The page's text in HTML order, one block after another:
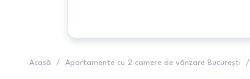
Acasă / Apartamente cu 2 camere de vânzare București /